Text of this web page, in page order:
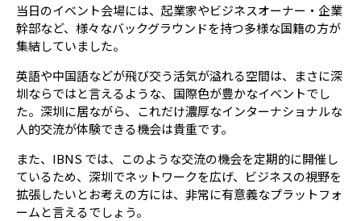
当日のイベント会場には、起業家やビジネスオーナー・企業
幹部など、様々なバックグラウンドを持つ多様な国籍の方が
集結していました。
英語や中国語などが飛び交う活気が溢れる空間は、まさに深
圳ならではと言えるような、国際色が豊かなイベントでし
た。深圳に居ながら、これだけ濃厚なインターナショナルな
人的交流が体験できる機会は貴重です。
また、IBNS では、このような交流の機会を定期的に開催し
ているため、深圳でネットワークを広げ、ビジネスの視野を
拡張したいとお考えの方には、非常に有意義なプラットフォ
ームと言えるでしょう。